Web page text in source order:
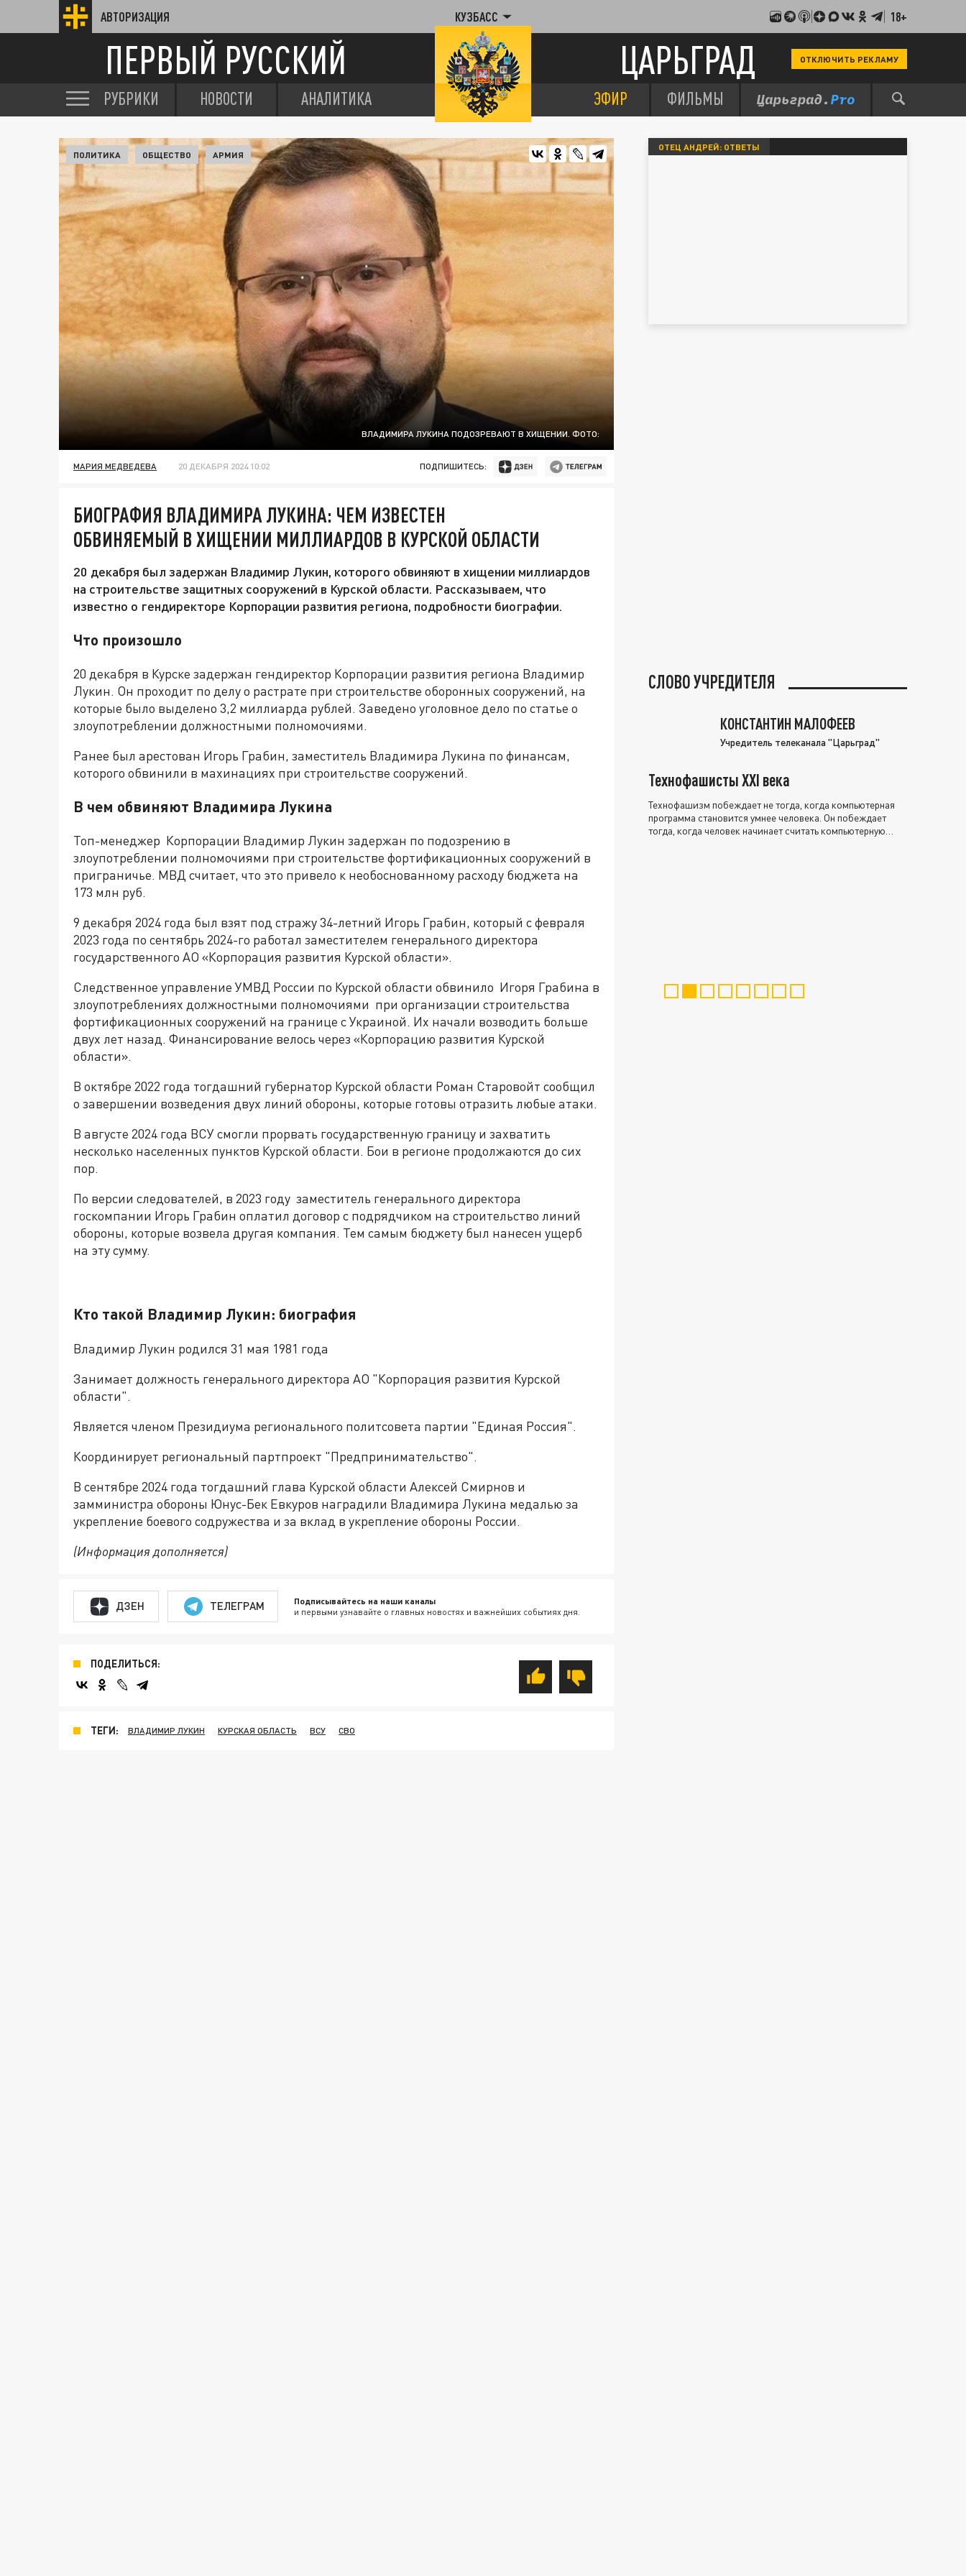
АВТОРИЗАЦИЯ КУЗБАСС 18+
ПЕРВЫЙ РУССКИЙ ЦАРЬГРАД ОТКЛЮЧИТЬ РЕКЛАМУ
РУБРИКИ НОВОСТИ АНАЛИТИКА ЭФИР ФИЛЬМЫ
ВЛАДИМИРА ЛУКИНА ПОДОЗРЕВАЮТ В ХИЩЕНИИ. ФОТО:
ПОЛИТИКА ОБЩЕСТВО АРМИЯ
МАРИЯ МЕДВЕДЕВА 20 ДЕКАБРЯ 2024 10:02 ПОДПИШИТЕСЬ:
БИОГРАФИЯ ВЛАДИМИРА ЛУКИНА: ЧЕМ ИЗВЕСТЕН
ОБВИНЯЕМЫЙ В ХИЩЕНИИ МИЛЛИАРДОВ В КУРСКОЙ ОБЛАСТИ
20 декабря был задержан Владимир Лукин, которого обвиняют в хищении миллиардов
на строительстве защитных сооружений в Курской области. Рассказываем, что
известно о гендиректоре Корпорации развития региона, подробности биографии.
Что произошло
20 декабря в Курске задержан гендиректор Корпорации развития региона Владимир
Лукин. Он проходит по делу о растрате при строительстве оборонных сооружений, на
которые было выделено 3,2 миллиарда рублей. Заведено уголовное дело по статье о
злоупотреблении должностными полномочиями.
Ранее был арестован Игорь Грабин, заместитель Владимира Лукина по финансам,
которого обвинили в махинациях при строительстве сооружений.
В чем обвиняют Владимира Лукина
Топ-менеджер Корпорации Владимир Лукин задержан по подозрению в
злоупотреблении полномочиями при строительстве фортификационных сооружений в
приграничье. МВД считает, что это привело к необоснованному расходу бюджета на
173 млн руб.
9 декабря 2024 года был взят под стражу 34-летний Игорь Грабин, который с февраля
2023 года по сентябрь 2024-го работал заместителем генерального директора
государственного АО «Корпорация развития Курской области».
Следственное управление УМВД России по Курской области обвинило Игоря Грабина в
злоупотреблениях должностными полномочиями при организации строительства
фортификационных сооружений на границе с Украиной. Их начали возводить больше
двух лет назад. Финансирование велось через «Корпорацию развития Курской
области».
В октябре 2022 года тогдашний губернатор Курской области Роман Старовойт сообщил
о завершении возведения двух линий обороны, которые готовы отразить любые атаки.
В августе 2024 года ВСУ смогли прорвать государственную границу и захватить
несколько населенных пунктов Курской области. Бои в регионе продолжаются до сих
пор.
По версии следователей, в 2023 году заместитель генерального директора
госкомпании Игорь Грабин оплатил договор с подрядчиком на строительство линий
обороны, которые возвела другая компания. Тем самым бюджету был нанесен ущерб
на эту сумму.
Кто такой Владимир Лукин: биография
Владимир Лукин родился 31 мая 1981 года
Занимает должность генерального директора АО "Корпорация развития Курской
области".
Является членом Президиума регионального политсовета партии "Единая Россия".
Координирует региональный партпроект "Предпринимательство".
В сентябре 2024 года тогдашний глава Курской области Алексей Смирнов и
замминистра обороны Юнус-Бек Евкуров наградили Владимира Лукина медалью за
укрепление боевого содружества и за вклад в укрепление обороны России.
(Информация дополняется)
ДЗЕН ТЕЛЕГРАМ Подписывайтесь на наши каналы
и первыми узнавайте о главных новостях и важнейших событиях дня.
ПОДЕЛИТЬСЯ:
ТЕГИ: ВЛАДИМИР ЛУКИН КУРСКАЯ ОБЛАСТЬ ВСУ СВО
ОТЕЦ АНДРЕЙ: ОТВЕТЫ
СЛОВО УЧРЕДИТЕЛЯ
КОНСТАНТИН МАЛОФЕЕВ
Учредитель телеканала "Царьград"
Технофашисты XXI века
Технофашизм побеждает не тогда, когда компьютерная
программа становится умнее человека. Он побеждает
тогда, когда человек начинает считать компьютерную